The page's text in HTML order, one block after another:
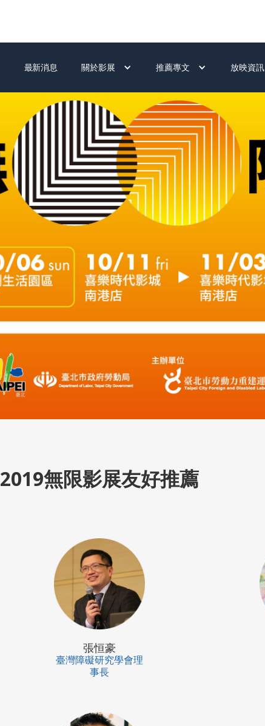
最新消息 關於影展 推薦專文 放映資訊
2019無限影展友好推薦
張恒豪
臺灣障礙研究學會理
事長